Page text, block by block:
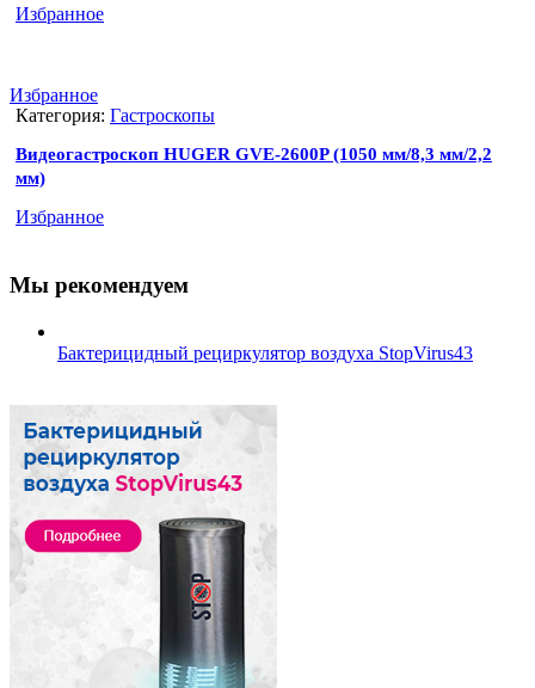
Избранное
Избранное
Категория: Гастроскопы
Видеогастроскоп HUGER GVE-2600P (1050 мм/8,3 мм/2,2
мм)
Избранное
Мы рекомендуем
Бактерицидный рециркулятор воздуха StopVirus43